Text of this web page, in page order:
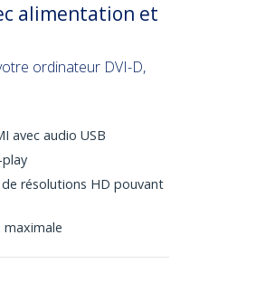
alimentation et
ordinateur DVI-D,
avec audio USB
résolutions HD pouvant